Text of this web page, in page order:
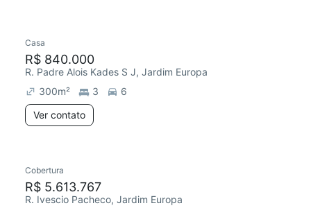
Casa
R$ 840.000
R. Padre Alois Kades S J, Jardim Europa
300m² 3
6
Ver contato
Chegou este mês
Cobertura
R$ 5.613.767
R. Ivescio Pacheco, Jardim Europa